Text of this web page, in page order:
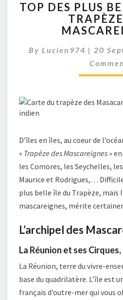
DES
DU
TOP DES PLUS
By Lucien974 | 20
D’îles en îles, au coeur de
« Trapèze des Mascareignes »
les Comores, les Seychelles,
Maurice et Rodrigues,…
plus belle île du Trapèze, mais
mascareignes, mérite
L’archipel des
La Réunion et ses
La Réunion, terre du vivre-
base du quadrilatère. L’île est
français d’outre-mer qui vous